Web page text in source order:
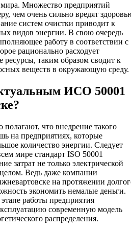
Множество предприятий
чем очень сильно вредят
систем очистки приводит к
видов энергии. В свою очередь
работу в соответствии с
рационально расходует
ресурсы, таким образом сводит к
веществ в окружающую среду.
ИСО 50001
что внедрение такого
на предприятиях, которые
количество энергии. Следует
мире стандарт ISO 50001
затрат не только электрической
Ведь даже компании
на протяжении
экономить немалые деньги.
работы предприятия
современную модель
распределения.